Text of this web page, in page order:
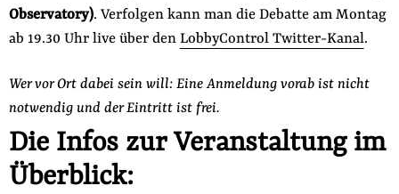
Observatory). Verfolgen kann man die Debatte am Montag
ab 19.30 Uhr live über den LobbyControl Twitter-Kanal.
Wer vor Ort dabei sein will: Eine Anmeldung vorab ist nicht
notwendig und der Eintritt ist frei.
Die Infos zur Veranstaltung im
Überblick: